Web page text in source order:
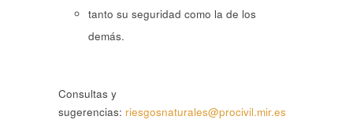
tanto su seguridad como la de los
demás.
Consultas y
sugerencias: riesgosnaturales@procivil.mir.es